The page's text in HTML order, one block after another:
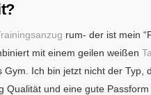
rum- der ist mein
mit einem geilen weißen
Ich bin jetzt nicht der Typ,
und eine gute